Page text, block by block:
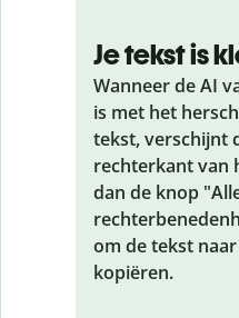
Je tekst is
Wanneer de AI
is met het
tekst, verschijnt
rechterkant van
dan de knop
om de tekst
kopiëren.